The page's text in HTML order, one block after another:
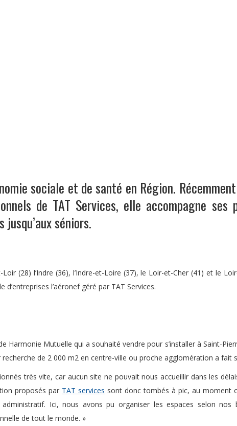
sociale et de santé en Région.
de TAT Services, elle accompagne ses
séniors.
(28) l’Indre (36), l’Indre-et-Loire (37), le Loir-et-Cher (41) et le
l’aéronef géré par TAT Services.
Mutuelle qui a souhaité vendre pour s’installer à Saint-
de 2 000 m2 en centre-ville ou proche agglomération a fait
très vite, car aucun site ne pouvait nous accueillir dans les
proposés par TAT services sont donc tombés à pic, au moment
Ici, nous avons pu organiser les espaces selon nos
de tout le monde. »